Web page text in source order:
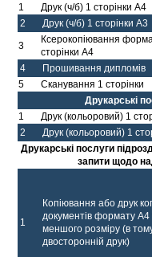
1
Друк (ч/б) 1 сторінки А4
2
Друк (ч/б) 1 сторінки А3
3
Ксерокопіювання
сторінки А4
4
Прошивання дипломів
5
Сканування 1 сторінки
Друкарські
1
Друк (кольоровий) 1
2
Друк (кольоровий) 1
Друкарські послуги
запити щодо
1
Копіювання або друк
документів формату А4
меншого розміру (в
двосторонній друк)